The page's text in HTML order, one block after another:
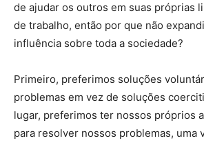
de ajudar os outros em suas próprias
de trabalho, então por que não
influência sobre toda a sociedade?
Primeiro, preferimos soluções
problemas em vez de soluções
lugar, preferimos ter nossos próprios
para resolver nossos problemas, uma